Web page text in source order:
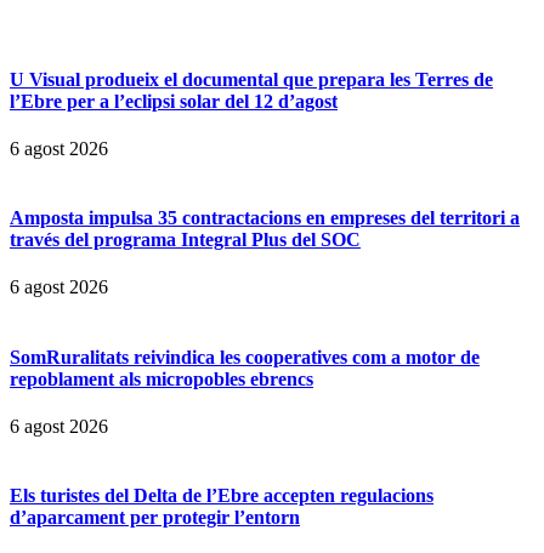
U Visual produeix el documental que prepara les Terres de
l’Ebre per a l’eclipsi solar del 12 d’agost
6 agost 2026
Amposta impulsa 35 contractacions en empreses del territori a
través del programa Integral Plus del SOC
6 agost 2026
SomRuralitats reivindica les cooperatives com a motor de
repoblament als micropobles ebrencs
6 agost 2026
Els turistes del Delta de l’Ebre accepten regulacions
d’aparcament per protegir l’entorn